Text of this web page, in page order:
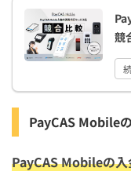
競
PayCAS Mobile
PayCAS Mobileの